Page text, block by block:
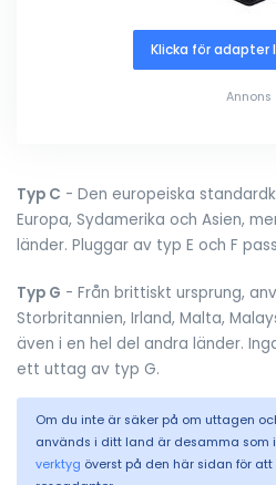
Klicka för adapter
Annons
Typ C - Den europeiska
Europa, Sydamerika och Asien,
länder. Pluggar av typ E och F
Typ G - Från brittiskt ursprung,
Storbritannien, Irland, Malta,
även i en hel del andra länder.
ett uttag av typ G.
Om du inte är säker på om uttagen
används i ditt land är desamma som
verktyg överst på den här sidan för